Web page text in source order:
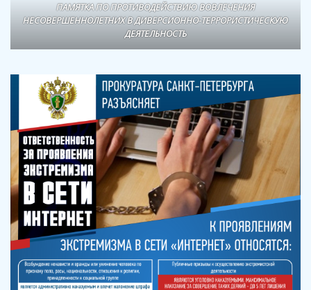
ПАМЯТКА ПО ПРОТИВОДЕЙСТВИЮ ВОВЛЕЧЕНИЯ
НЕСОВЕРШЕННОЛЕТНИХ В ДИВЕРСИОННО-ТЕРРОРИСТИЧЕСКУЮ
ДЕЯТЕЛЬНОСТЬ